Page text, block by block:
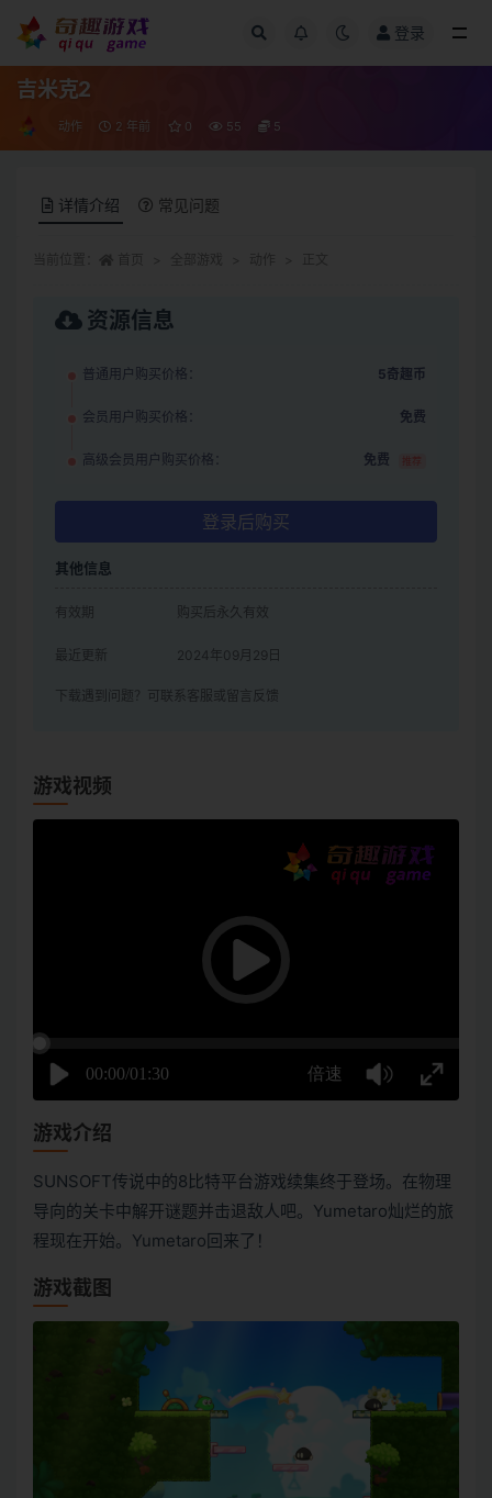
登录
吉米克2
动作 2 年前 0 55 5
详情介绍 常见问题
资源信息
普通用户购买价格： 5奇趣币
会员用户购买价格： 免费
高级会员用户购买价格： 免费 推荐
登录后购买
其他信息
有效期 购买后永久有效
最近更新 2024年09月29日
下载遇到问题？可联系客服或留言反馈
游戏视频
游戏介绍
SUNSOFT传说中的8比特平台游戏续集终于登场。在物理
导向的关卡中解开谜题并击退敌人吧。Yumetaro灿烂的旅
程现在开始。Yumetaro回来了！
游戏截图